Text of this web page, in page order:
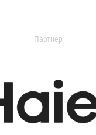
Партнер